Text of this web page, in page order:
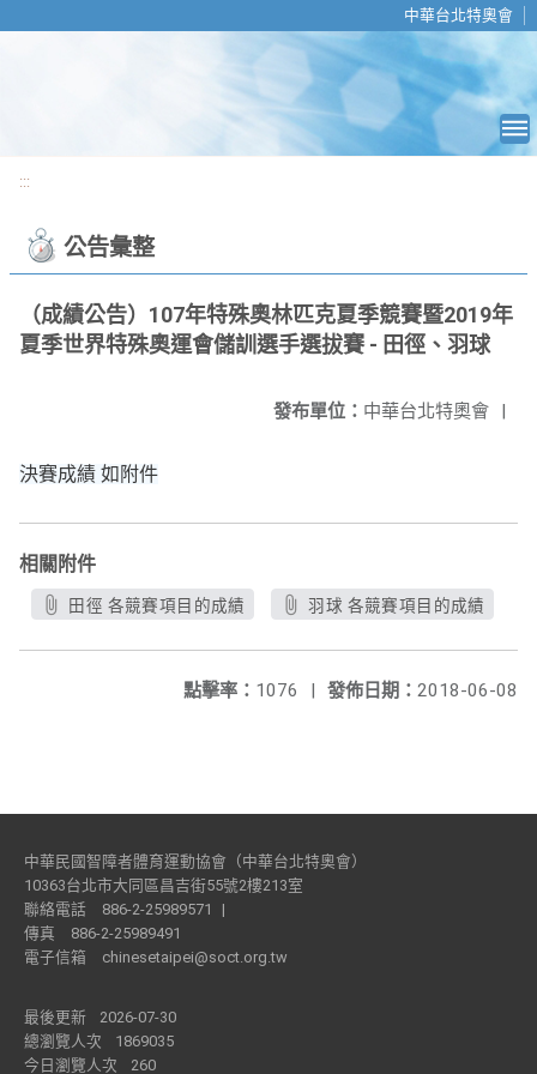
中華台北特奧會
:::
公告彙整
（成績公告）107年特殊奧林匹克夏季競賽暨2019年
夏季世界特殊奧運會儲訓選手選拔賽 - 田徑、羽球
發布單位： 中華台北特奧會 |
決賽成績 如附件
相關附件
田徑 各競賽項目的成績 羽球 各競賽項目的成績
發佈日期： 2018-06-08
點擊率： 1076 |
中華民國智障者體育運動協會（中華台北特奧會）
10363台北市大同區昌吉街55號2樓213室
聯絡電話
886-2-25989571
|
傳真
886-2-25989491
電子信箱
chinesetaipei@soct.org.tw
最後更新
2026-07-30
總瀏覽人次
1869035
今日瀏覽人次
260